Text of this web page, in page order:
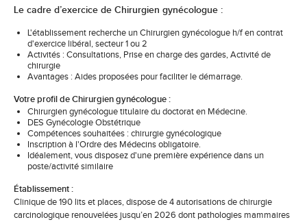
Le cadre d’exercice de Chirurgien gynécologue :
L'établissement recherche un Chirurgien gynécologue h/f en contrat
d'exercice libéral, secteur 1 ou 2
Activités : Consultations, Prise en charge des gardes, Activité de
chirurgie
Avantages : Aides proposées pour faciliter le démarrage.
Votre profil de Chirurgien gynécologue :
Chirurgien gynécologue titulaire du doctorat en Médecine.
DES Gynécologie Obstétrique
Compétences souhaitées : chirurgie gynécologique
Inscription à l'Ordre des Médecins obligatoire.
Idéalement, vous disposez d'une première expérience dans un
poste/activité similaire
Établissement :
Clinique de 190 lits et places, dispose de 4 autorisations de chirurgie
carcinologique renouvelées jusqu’en 2026 dont pathologies mammaires